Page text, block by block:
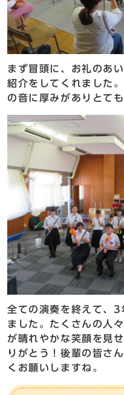
まず冒頭に、お礼のあ
紹介をしてくれました
の音に厚みがありとて
全ての演奏を終えて、3
ました。たくさんの人
が晴れやかな笑顔を見
りがとう！後輩の皆さ
くお願いしますね。